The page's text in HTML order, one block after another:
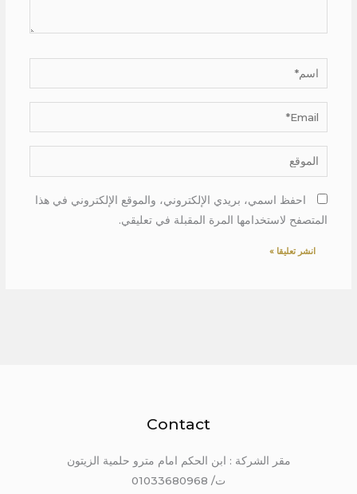
اسم*
Email*
الموقع
احفظ اسمي، بريدي الإلكتروني، والموقع الإلكتروني في هذا
المتصفح لاستخدامها المرة المقبلة في تعليقي.
Contact
مقر الشركة : ابن الحكم امام مترو حلمية الزيتون
ت/ 01033680968